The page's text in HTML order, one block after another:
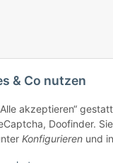
Rechte vorbehalten.
& Co nutzen
akzeptieren“
Doofinder.
Konfigurieren und